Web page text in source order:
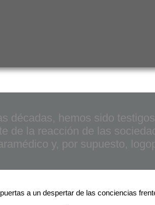
décadas, hemos sido
de la reacción de las
y, por supuesto,
a un despertar de las conciencias